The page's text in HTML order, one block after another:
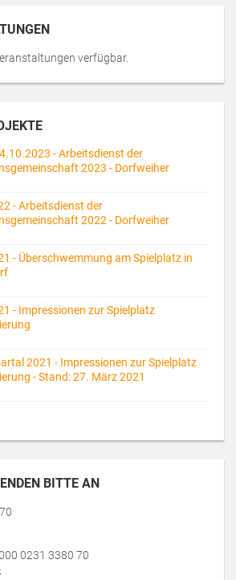
verfügbar.
- Arbeitsdienst der
2023 - Dorfweiher
- Arbeitsdienst der
2022 - Dorfweiher
- Überschwemmung am Spielplatz in
- Impressionen zur Spielplatz
2021 - Impressionen zur Spielplatz
- Stand: 27. März 2021
BITTE AN
0231 3380 70